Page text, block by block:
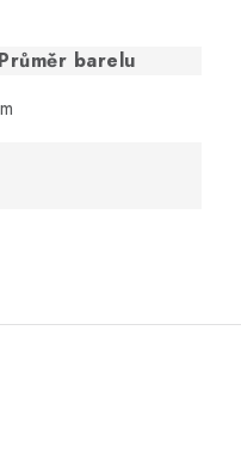
Průměr barelu